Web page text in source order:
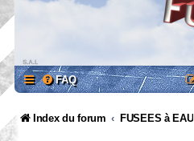
FAQ
Index du forum FUSEES à EAU